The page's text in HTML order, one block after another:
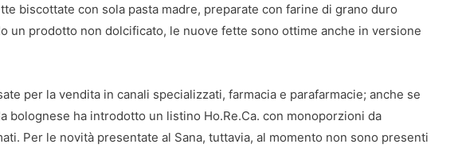
biscottate con sola pasta madre, preparate con farine di grano duro
un prodotto non dolcificato, le nuove fette sono ottime anche in versione
per la vendita in canali specializzati, farmacia e parafarmacie; anche se
bolognese ha introdotto un listino Ho.Re.Ca. con monoporzioni da
Per le novità presentate al Sana, tuttavia, al momento non sono presenti